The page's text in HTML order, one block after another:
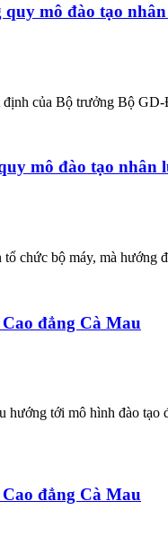
mô đào tạo
của Bộ trưởng Bộ
mô đào tạo nhân
chức bộ máy, mà hướng
đẳng Cà Mau
hướng tới mô hình đào
đẳng Cà Mau